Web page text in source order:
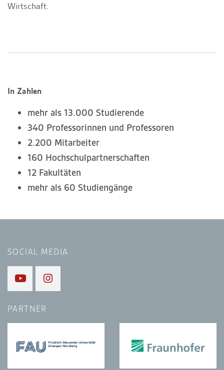
Wirtschaft.
In Zahlen
mehr als 13.000 Studierende
340 Professorinnen und Professoren
2.200 Mitarbeiter
160 Hochschulpartnerschaften
12 Fakultäten
mehr als 60 Studiengänge
SOCIAL MEDIA
PARTNER